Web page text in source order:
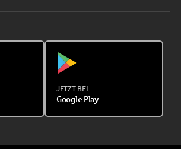
JETZT BEI
Google Play